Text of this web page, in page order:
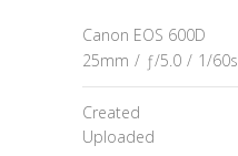
Canon EOS 600D
25mm / ƒ/5.0 / 1/60s
Created
Uploaded